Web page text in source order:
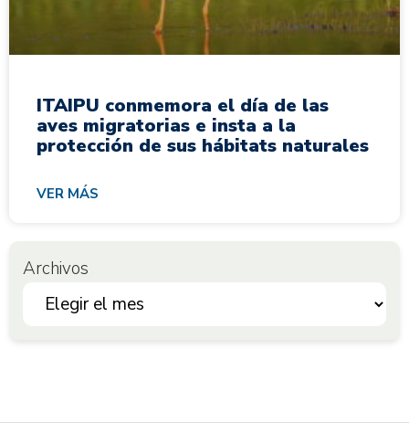
ITAIPU conmemora el día de las
aves migratorias e insta a la
protección de sus hábitats naturales
VER MÁS
Archivos